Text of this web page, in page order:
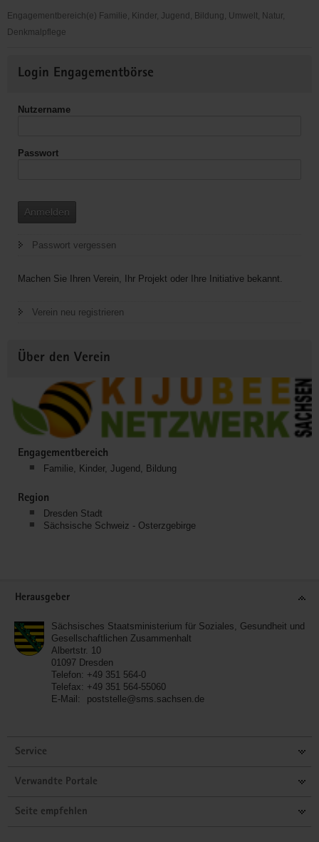
Engagementbereich(e) Familie, Kinder, Jugend, Bildung, Umwelt, Natur,
Denkmalpflege
und
Informationen
Login Engagementbörse
Nutzername
Passwort
Anmelden
Passwort vergessen
Machen Sie Ihren Verein, Ihr Projekt oder Ihre Initiative bekannt.
Verein neu registrieren
Über den Verein
Engagementbereich
Familie, Kinder, Jugend, Bildung
Region
Dresden Stadt
Sächsische Schweiz - Osterzgebirge
Herausgeber
Sächsisches Staatsministerium für Soziales, Gesundheit und
Gesellschaftlichen Zusammenhalt
Albertstr. 10
01097 Dresden
Telefon: +49 351 564-0
Telefax: +49 351 564-55060
E-Mail:
poststelle@sms.sachsen.de
Service
Verwandte Portale
Seite empfehlen